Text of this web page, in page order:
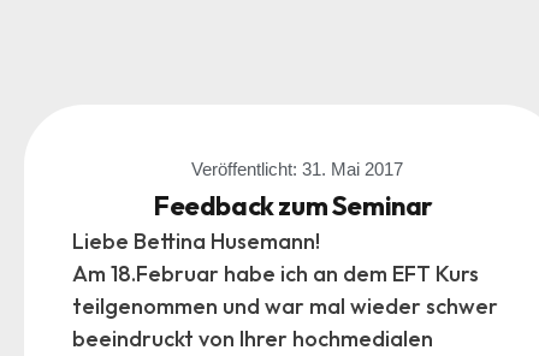
Veröffentlicht: 31. Mai 2017
Feedback zum Seminar
Liebe Bettina Husemann!
Am 18.Februar habe ich an dem EFT Kurs
teilgenommen und war mal wieder schwer
beeindruckt von Ihrer hochmedialen